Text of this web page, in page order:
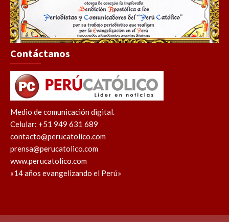
Contáctanos
Medio de comunicación digital.
Celular: +51 949 631 689
contacto@perucatolico.com
prensa@perucatolico.com
www.perucatolico.com
«14 años evangelizando el Perú»